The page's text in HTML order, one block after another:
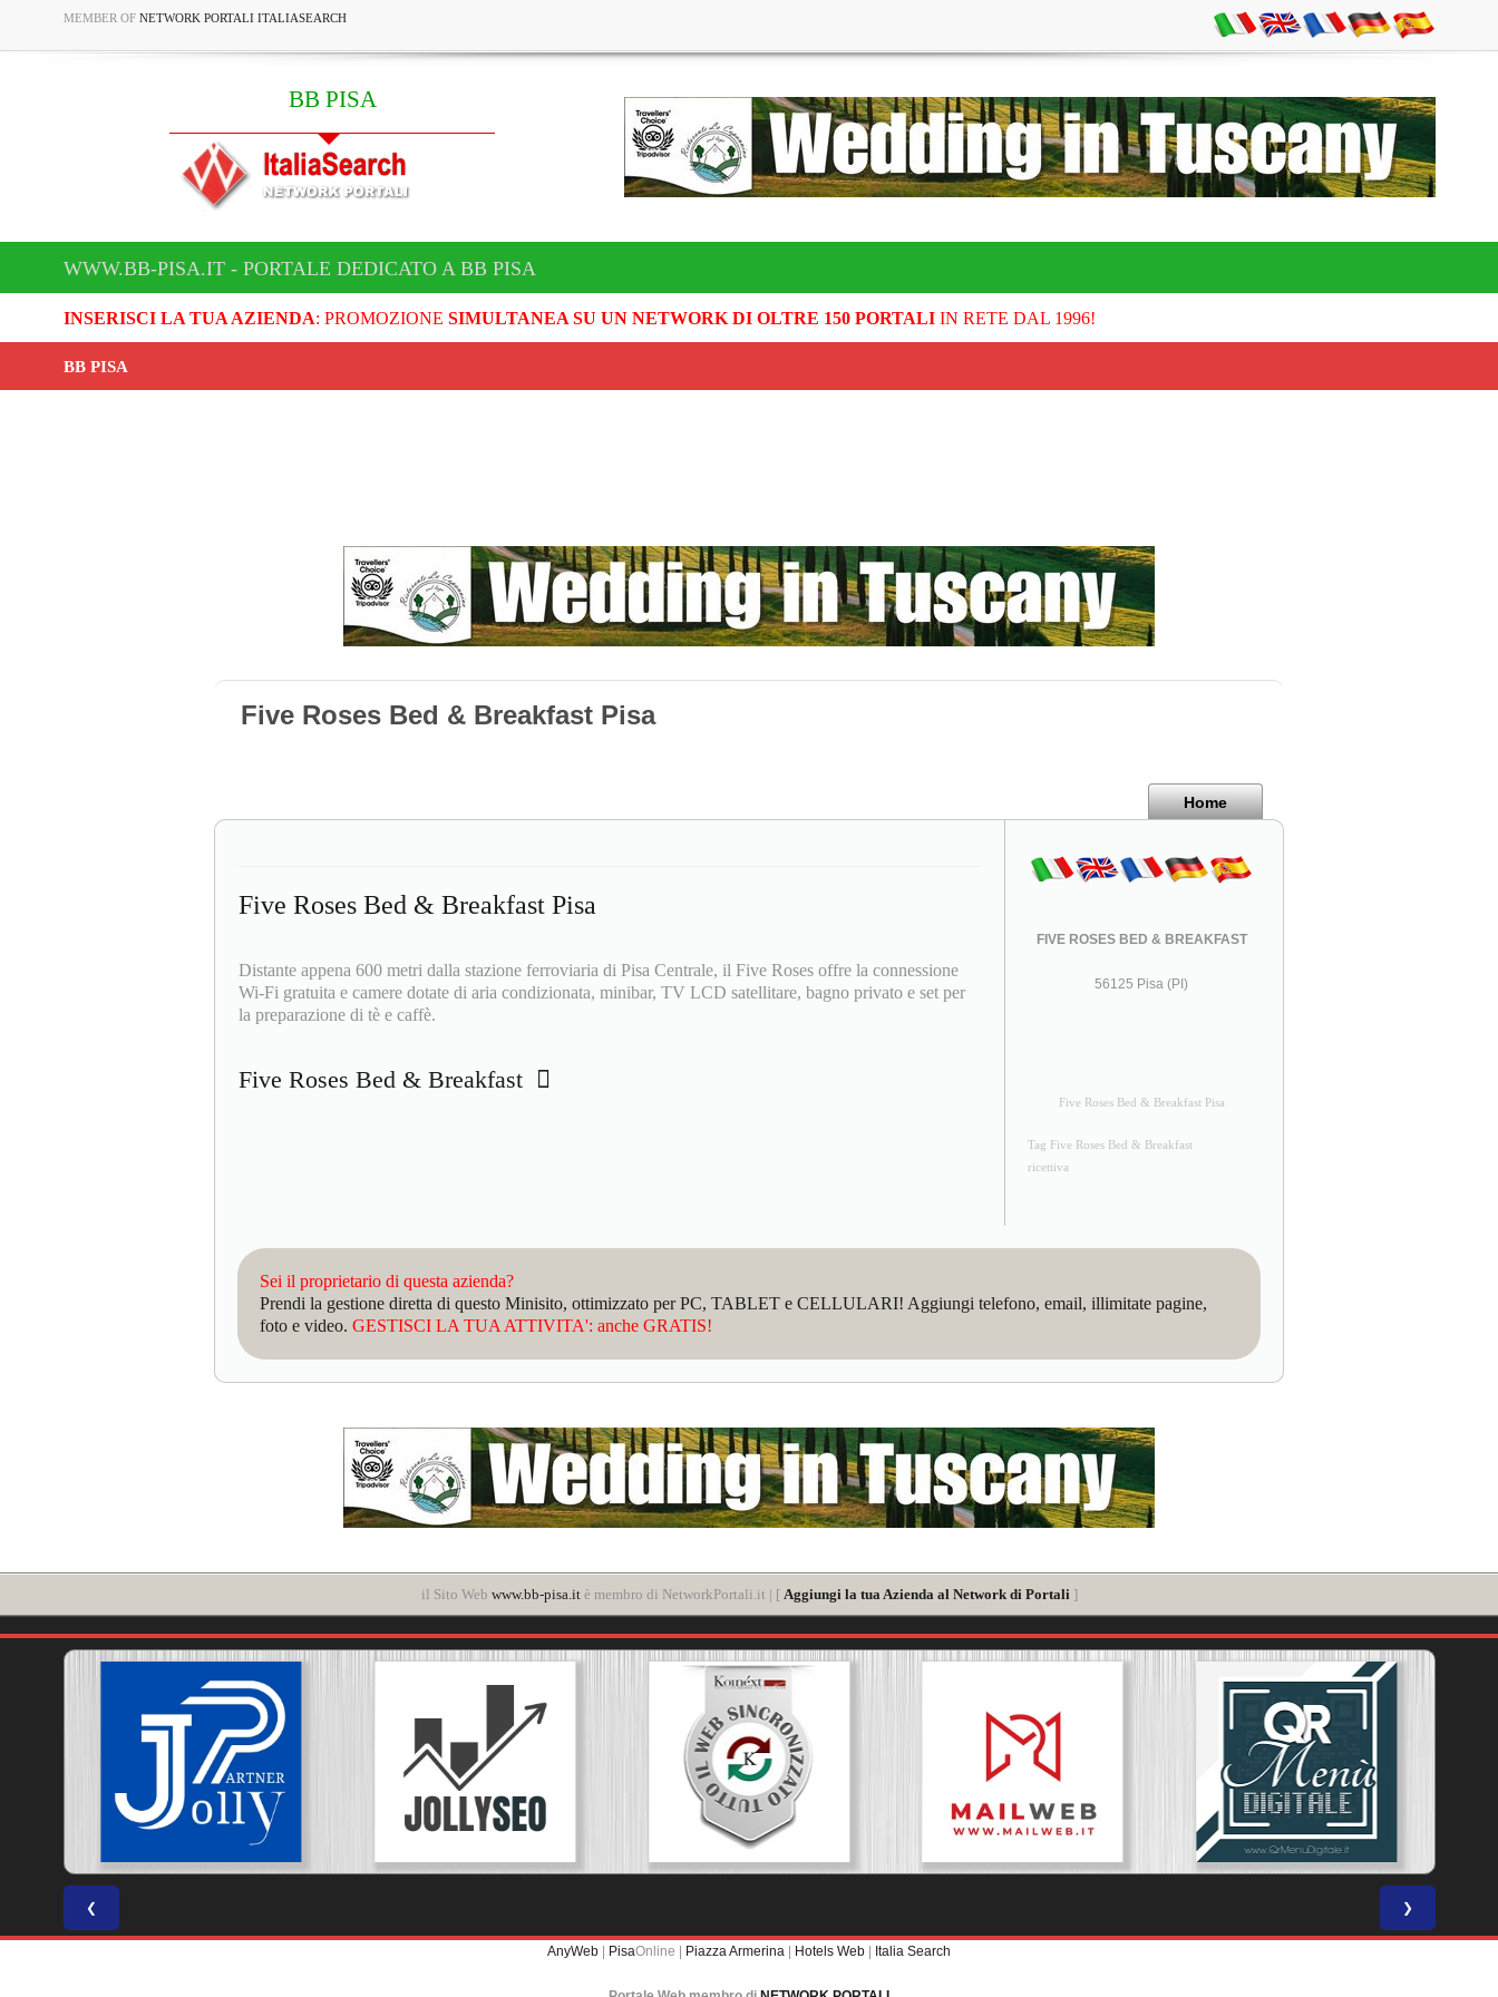
MEMBER OF NETWORK PORTALI ITALIASEARCH
BB PISA
WWW.BB-PISA.IT - PORTALE DEDICATO A BB PISA
INSERISCI LA TUA AZIENDA: PROMOZIONE SIMULTANEA SU UN NETWORK DI OLTRE 150 PORTALIIN RETE DAL 1996!
BB PISA
Five Roses Bed & Breakfast Pisa
Home
Five Roses Bed & Breakfast Pisa
Distante appena 600 metri dalla stazione ferroviaria di Pisa Centrale, il Five Roses offre la connessione
Wi-Fi gratuita e camere dotate di aria condizionata, minibar, TV LCD satellitare, bagno privato e set per
la preparazione di tè e caffè.
Five Roses Bed & Breakfast
FIVE ROSES BED & BREAKFAST
56125 Pisa (PI)
Five Roses Bed & Breakfast Pisa
Tag Five Roses Bed & Breakfast
ricettiva
Sei il proprietario di questa azienda?
Prendi la gestione diretta di questo Minisito, ottimizzato per PC, TABLET e CELLULARI! Aggiungi telefono, email, illimitate pagine,
foto e video. GESTISCI LA TUA ATTIVITA': anche GRATIS!
il Sito Web www.bb-pisa.itè membro di NetworkPortali.it | [ Aggiungi la tua Azienda al Network di Portali ]
❮ ❯
AnyWeb | PisaOnline | Piazza Armerina | Hotels Web | Italia Search